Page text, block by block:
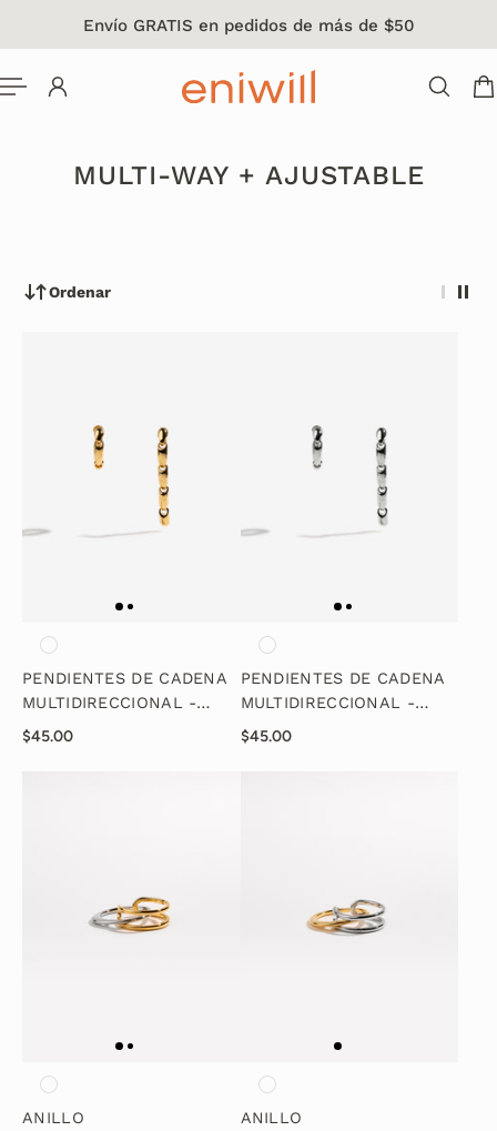
CONTENIDOEnvío GRATIS en pedidos de más de $50
MULTI-WAY + AJUSTABLE
Ordenar
PENDIENTES DE CADENA
MULTIDIRECCIONAL -
ORO
$45.00
PENDIENTES DE CADENA
MULTIDIRECCIONAL -
PLATA
$45.00
ANILLO
ANILLO